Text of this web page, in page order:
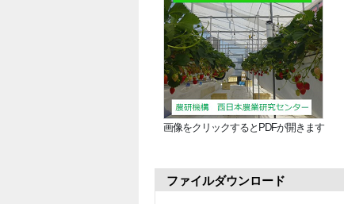
画像をクリックするとPDFが開きます
ファイルダウンロード